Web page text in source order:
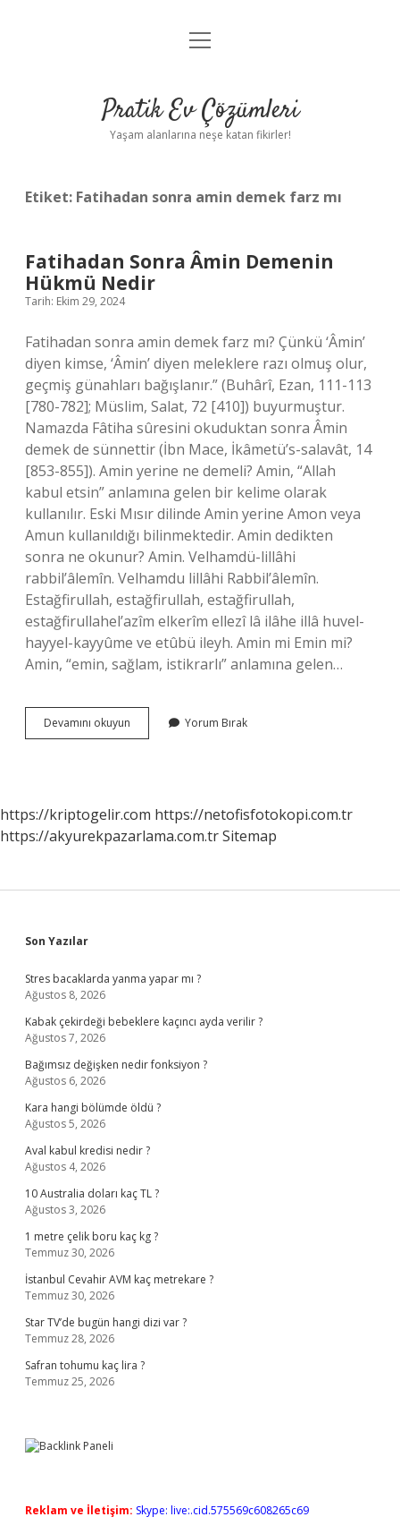
Anasayfa
Yasal Uyarı
menüyü
Pratik Ev Çözümleri
Yaşam alanlarına neşe katan fikirler!
Etiket: Fatihadan sonra amin demek farz mı
Fatihadan Sonra Âmin Demenin
Hükmü Nedir
Tarih: Ekim 29, 2024
Fatihadan sonra amin demek farz mı? Çünkü ‘Âmin’
diyen kimse, ‘Âmin’ diyen meleklere razı olmuş olur,
geçmiş günahları bağışlanır.” (Buhârî, Ezan, 111-113
[780-782]; Müslim, Salat, 72 [410]) buyurmuştur.
Namazda Fâtiha sûresini okuduktan sonra Âmin
demek de sünnettir (İbn Mace, İkâmetü’s-salavât, 14
[853-855]). Amin yerine ne demeli? Amin, “Allah
kabul etsin” anlamına gelen bir kelime olarak
kullanılır. Eski Mısır dilinde Amin yerine Amon veya
Amun kullanıldığı bilinmektedir. Amin dedikten
sonra ne okunur? Amin. Velhamdü-lillâhi
rabbil’âlemîn. Velhamdu lillâhi Rabbil’âlemîn.
Estağfirullah, estağfirullah, estağfirullah,
estağfirullahel’azîm elkerîm ellezî lâ ilâhe illâ huvel-
hayyel-kayyûme ve etûbü ileyh. Amin mi Emin mi?
Amin, “emin, sağlam, istikrarlı” anlamına gelen…
Devamını okuyun Fatihadan
Sonra
Yorum Bırak
https://kriptogelir.com https://netofisfotokopi.com.tr
https://akyurekpazarlama.com.trSitemap
Sidebar
Son Yazılar
Stres bacaklarda yanma yapar mı ?
Ağustos 8, 2026
Kabak çekirdeği bebeklere kaçıncı ayda verilir ?
Ağustos 7, 2026
Bağımsız değişken nedir fonksiyon ?
Ağustos 6, 2026
Kara hangi bölümde öldü ?
Ağustos 5, 2026
Aval kabul kredisi nedir ?
Ağustos 4, 2026
10 Australia doları kaç TL ?
Ağustos 3, 2026
1 metre çelik boru kaç kg ?
Temmuz 30, 2026
İstanbul Cevahir AVM kaç metrekare ?
Temmuz 30, 2026
Star TV’de bugün hangi dizi var ?
Temmuz 28, 2026
Safran tohumu kaç lira ?
Temmuz 25, 2026
Reklam ve İletişim: Skype: live:.cid.575569c608265c69